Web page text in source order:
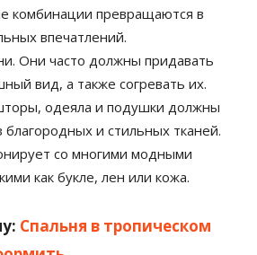
комбинации превращаются в
впечатлений.
Они часто должны придавать
вид, а также согревать их.
одеяла и подушки должны
и стильных тканей.
со многими модными
как букле, лен или кожа.
Спальня в тропическом